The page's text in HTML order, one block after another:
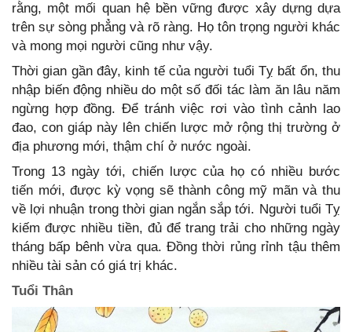
rằng, một mối quan hệ bền vững được xây dựng dựa
trên sự sòng phẳng và rõ ràng. Họ tôn trọng người khác
và mong mọi người cũng như vậy.
Thời gian gần đây, kinh tế của người tuổi Tỵ bất ổn, thu
nhập biến động nhiều do một số đối tác làm ăn lâu năm
ngừng hợp đồng. Để tránh việc rơi vào tình cảnh lao
đao, con giáp này lên chiến lược mở rộng thị trường ở
địa phương mới, thậm chí ở nước ngoài.
Trong 13 ngày tới, chiến lược của họ có nhiều bước
tiến mới, được kỳ vọng sẽ thành công mỹ mãn và thu
về lợi nhuận trong thời gian ngắn sắp tới. Người tuổi Tỵ
kiếm được nhiều tiền, đủ để trang trải cho những ngày
tháng bấp bênh vừa qua. Đồng thời rủng rỉnh tậu thêm
nhiều tài sản có giá trị khác.
Tuổi Thân